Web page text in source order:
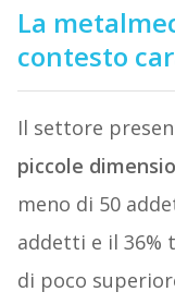
La
contesto
Il settore
piccole
meno di 50
addetti e il 36%
di poco